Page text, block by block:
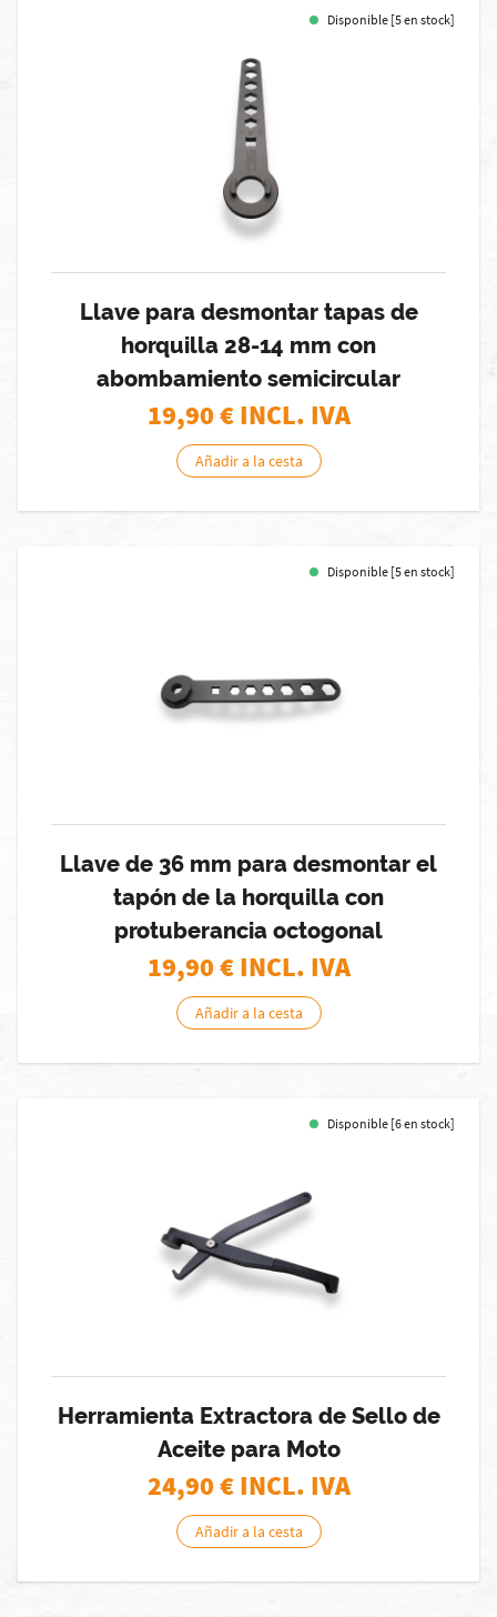
Disponible [5 en stock]
Llave para desmontar tapas de
horquilla 28-14 mm con
abombamiento semicircular
19,90€ INCL. IVA
Añadir a la cesta
Disponible [5 en stock]
Llave de 36 mm para desmontar el
tapón de la horquilla con
protuberancia octogonal
19,90€ INCL. IVA
Añadir a la cesta
Disponible [6 en stock]
Herramienta Extractora de Sello de
Aceite para Moto
24,90€ INCL. IVA
Añadir a la cesta